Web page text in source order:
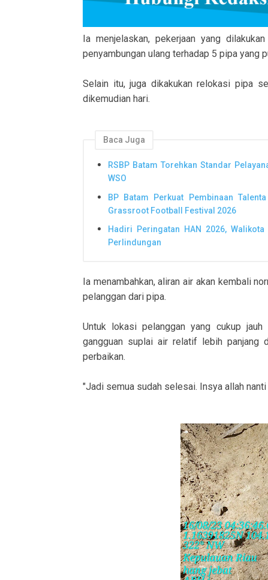
Ia menjelaskan, pekerjaan yang
penyambungan ulang terhadap 5 pipa yang
Selain itu, juga dikakukan relokasi pipa
dikemudian hari.
Baca Juga
RSBP Batam Torehkan Standar
WSO
BP Batam Perkuat Pembinaan
Grassroot Football Festival 2026
Hadiri Peringatan HAN 2026,
Perlindungan
Ia menambahkan, aliran air akan kembali
pelanggan dari pipa.
Untuk lokasi pelanggan yang cukup
gangguan suplai air relatif lebih panjang
perbaikan.
"Jadi semua sudah selesai. Insya allah